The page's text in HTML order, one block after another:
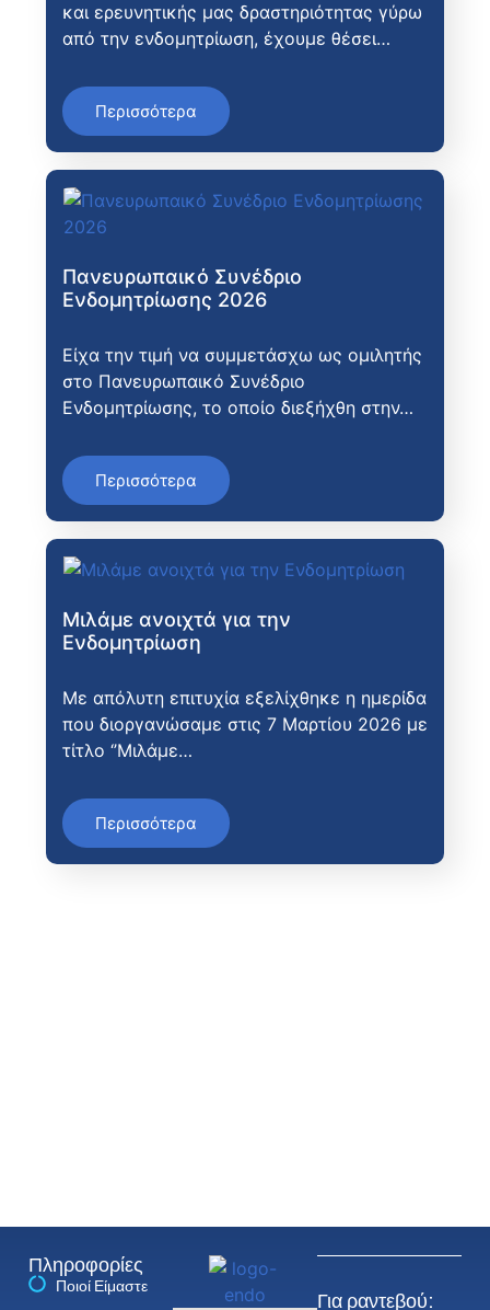
και ερευνητικής μας δραστηριότητας γύρω
από την ενδομητρίωση, έχουμε θέσει…
Περισσότερα
Πανευρωπαικό Συνέδριο
Ενδομητρίωσης 2026
Είχα την τιμή να συμμετάσχω ως ομιλητής
στο Πανευρωπαικό Συνέδριο
Ενδομητρίωσης, το οποίο διεξήχθη στην…
Περισσότερα
Μιλάμε ανοιχτά για την
Ενδομητρίωση
Με απόλυτη επιτυχία εξελίχθηκε η ημερίδα
που διοργανώσαμε στις 7 Μαρτίου 2026 με
τίτλο ‘’Μιλάμε…
Περισσότερα
Πληροφορίες
Ποιοί Είμαστε
Για ραντεβού: